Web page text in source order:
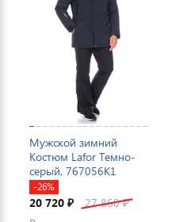
Мужской зимний
Костюм Lafor Темно-
серый, 767056K1
-26%
20 720 ₽ 27 860₽